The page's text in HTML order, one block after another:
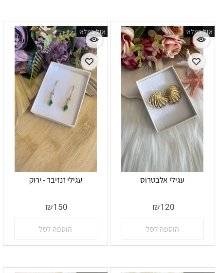
אזל במלאי
עגילי אלבטרוס
₪120
הוספה לסל
אזל במלאי
עגילי זנזיבר - ירוק
₪150
הוספה לסל